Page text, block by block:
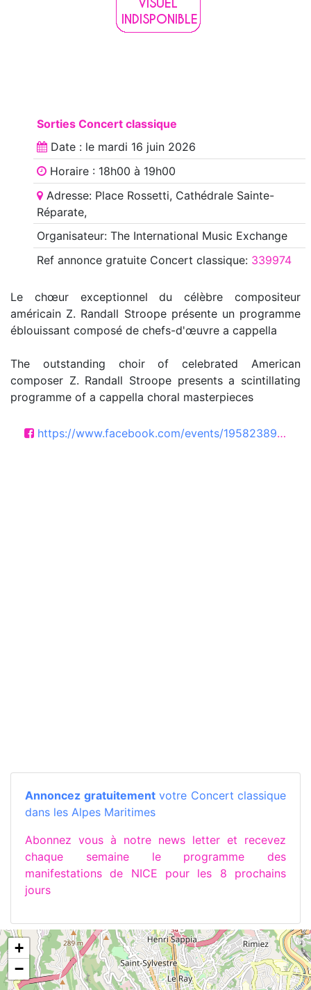
Sorties Concert classique
Date : le mardi 16 juin 2026
Horaire : 18h00 à 19h00
Adresse: Place Rossetti, Cathédrale Sainte-
Réparate,
Organisateur: The International Music Exchange
Ref annoncegratuite Concert classique: 339974
Le chœur exceptionnel du célèbre compositeur
américain Z. Randall Stroope présente un programme
éblouissant composé de chefs-d'œuvre a cappella
The outstanding choir of celebrated American
composer Z. Randall Stroope presents a scintillating
programme of a cappella choral masterpieces
https://www.facebook.com/events/1958238991729310?active_tab=about
Annoncez gratuitementvotre Concert classique
dans les Alpes Maritimes
Abonnez vous à notre news letter et recevez
chaque semaine le programme des
manifestations de NICE pour les 8 prochains
jours
+
−